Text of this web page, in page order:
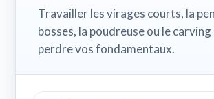
Travailler les virages courts, la
bosses, la poudreuse ou le carving
perdre vos fondamentaux.